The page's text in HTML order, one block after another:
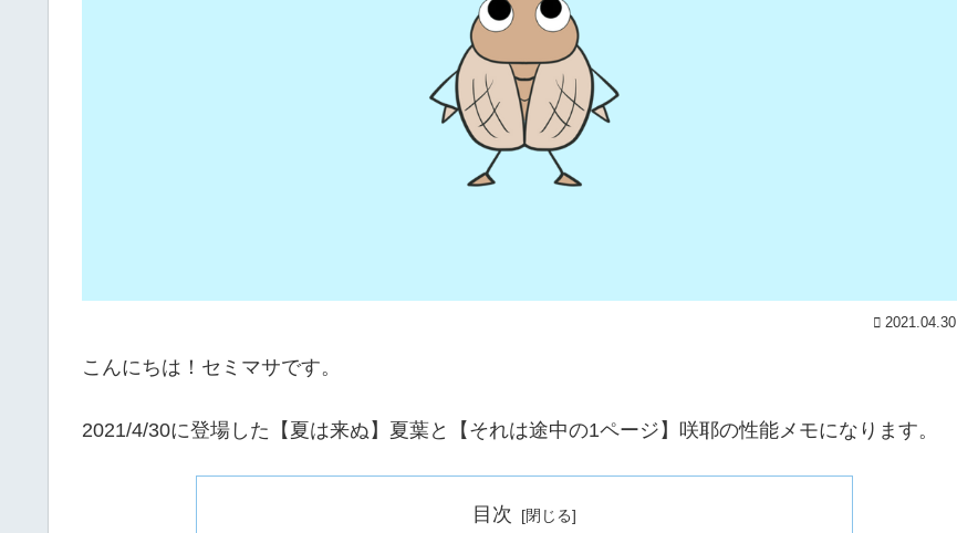
2021.04.30
こんにちは！セミマサです。
2021/4/30に登場した【夏は来ぬ】夏葉と【それは途中の1ページ】咲耶の性能メモになります。
目次